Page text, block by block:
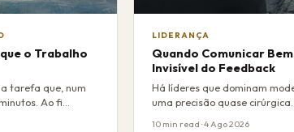
o Trabalho
tarefa que, num
Ao fi…
LIDERANÇA
Quando Comunicar
Invisível do Feedback
Há líderes que dominam
uma precisão quase cirúrgica.
10 min read · 4 Ago 2026